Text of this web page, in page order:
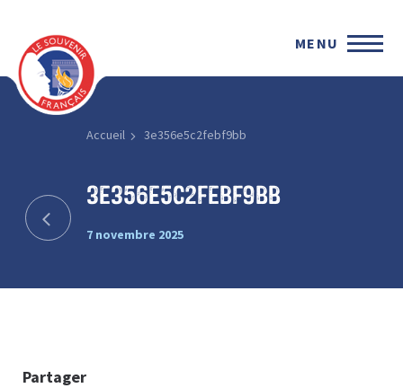
MENU
Accueil 3e356e5c2febf9bb
3e356e5c2febf9bb
7 novembre 2025
Partager